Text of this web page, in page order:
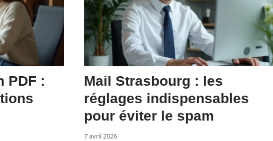
PDF :
Mail Strasbourg : les
réglages indispensables
pour éviter le spam
7 avril 2026